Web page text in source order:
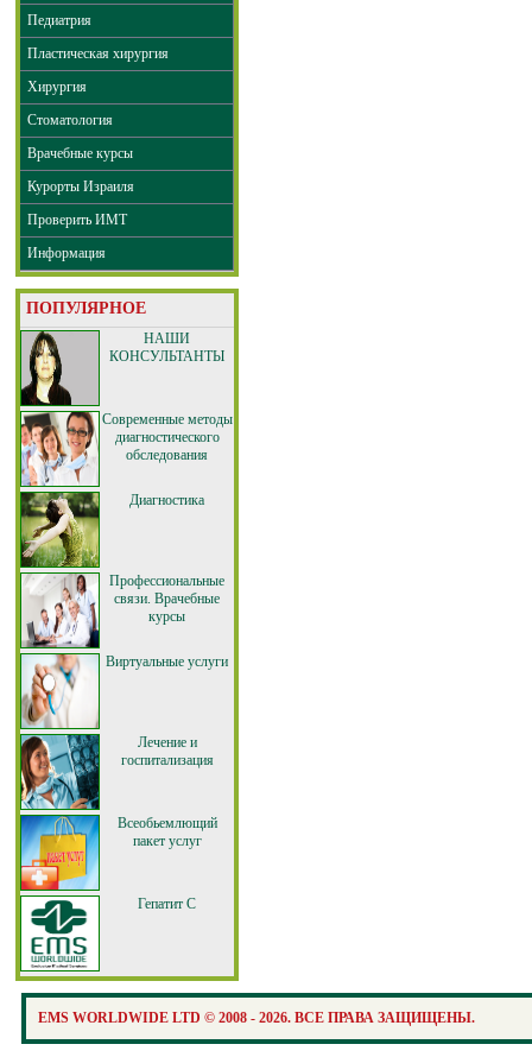
Педиатрия
Пластическая хирургия
Хирургия
Стоматология
Врачебные курсы
Курорты Израиля
Проверить ИМТ
Информация
ПОПУЛЯРНОЕ
НАШИ
КОНСУЛЬТАНТЫ
Современные методы
диагностического
обследования
Диагностика
Профессиональные
связи. Врачебные
курсы
Виртуальные услуги
Лечение и
госпитализация
Всеобьемлющий
пакет услуг
Гепатит С
EMS WORLDWIDE LTD © 2008 - 2026. ВСЕ ПРАВА ЗАЩИЩЕНЫ.